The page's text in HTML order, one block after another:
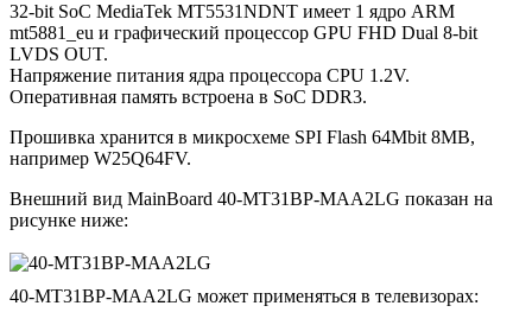
32-bit SoC MediaTek MT5531NDNT имеет 1 ядро ARM
mt5881_eu и графический процессор GPU FHD Dual 8-bit
LVDS OUT.
Напряжение питания ядра процессора CPU 1.2V.
Оперативная память встроена в SoC DDR3.
Прошивка хранится в микросхеме SPI Flash 64Mbit 8MB,
например W25Q64FV.
Внешний вид MainBoard 40-MT31BP-MAA2LG показан на
рисунке ниже:
40-MT31BP-MAA2LG может применяться в телевизорах: